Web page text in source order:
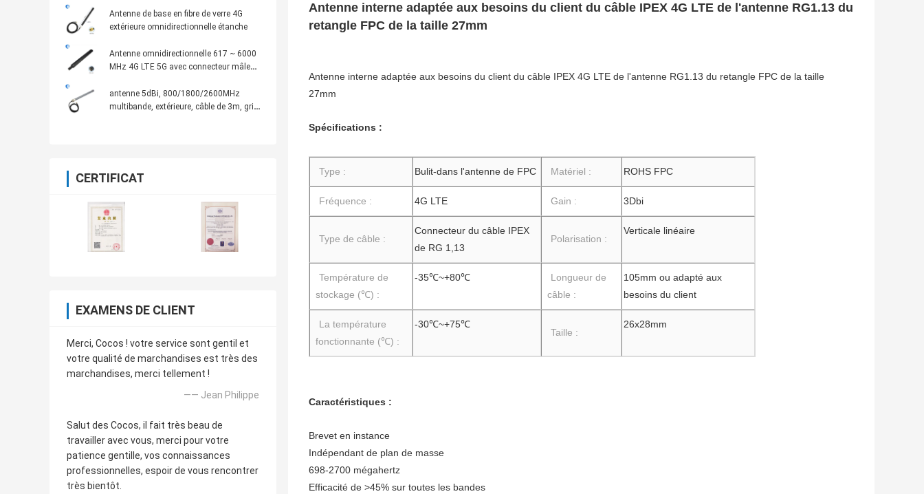
Antenne de base en fibre de verre 4G
extérieure omnidirectionnelle étanche
Antenne omnidirectionnelle 617 ~ 6000
MHz 4G LTE 5G avec connecteur mâle
antenne 5dBi, 800/1800/2600MHz
multibande, extérieure, câble de 3m, gris
CERTIFICAT
EXAMENS DE CLIENT
Merci, Cocos ! votre service sont gentil et
votre qualité de marchandises est très des
marchandises, merci tellement !
—— Jean Philippe
Salut des Cocos, il fait très beau de
travailler avec vous, merci pour votre
patience gentille, vos connaissances
professionnelles, espoir de vous rencontrer
très bientôt.
Antenne interne adaptée aux besoins du client du câble IPEX 4G LTE de l'antenne RG1.13 du
retangle FPC de la taille 27mm
Antenne interne adaptée aux besoins du client du câble IPEX 4G LTE de l'antenne RG1.13 du retangle FPC de la taille
27mm
Spécifications :
Type : Bulit-dans l'antenne de FPC Matériel : ROHS FPC
Fréquence : 4G LTE Gain : 3Dbi
Type de câble :
Connecteur du câble IPEX
de RG 1,13
Polarisation :
Verticale linéaire
Température de
stockage (℃) :
-35℃~+80℃
Longueur de
câble :
105mm ou adapté aux
besoins du client
La température
fonctionnante (℃) :
-30℃~+75℃
Taille :
26x28mm
Caractéristiques :
Brevet en instance
Indépendant de plan de masse
698-2700 mégahertz
Efficacité de >45% sur toutes les bandes